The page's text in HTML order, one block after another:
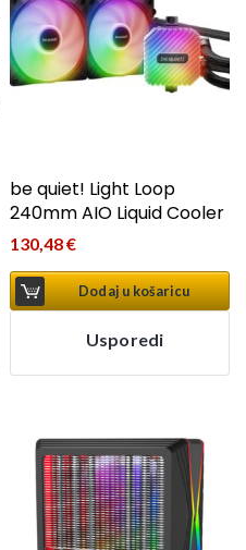
be quiet! Light Loop
240mm AIO Liquid Cooler
130,48€
Dodaj u košaricu
Usporedi